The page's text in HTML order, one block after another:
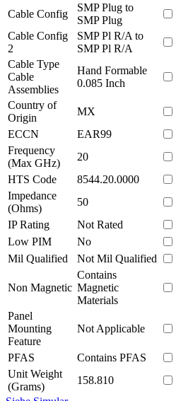
Cable Config
SMP Plug to
SMP Plug
Cable Config
2
SMP Pl R/A to
SMP Pl R/A
Cable Type
Cable
Assemblies
Hand Formable
0.085 Inch
Country of
Origin
MX
ECCN
EAR99
Frequency
(Max GHz)
20
HTS Code
8544.20.0000
Impedance
(Ohms)
50
IP Rating
Not Rated
Low PIM
No
Mil Qualified
Not Mil Qualified
Non Magnetic
Contains
Magnetic
Materials
Panel
Mounting
Feature
Not Applicable
PFAS
Contains PFAS
Unit Weight
(Grams)
158.810